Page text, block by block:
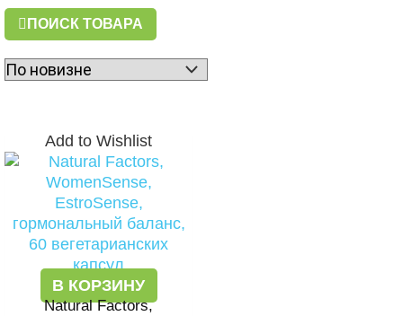
ПОИСК ТОВАРА
Add to Wishlist
В КОРЗИНУ
Natural Factors,